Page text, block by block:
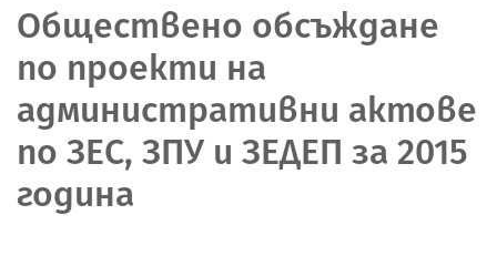
Обществено обсъждане
по проекти на
административни актове
по ЗЕС, ЗПУ и ЗЕДЕП за 2015
година